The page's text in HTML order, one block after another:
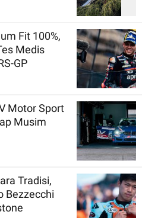
Fit 100%,
Medis
GP
Motor Sport
Musim
Tradisi,
Bezzecchi
Silverstone